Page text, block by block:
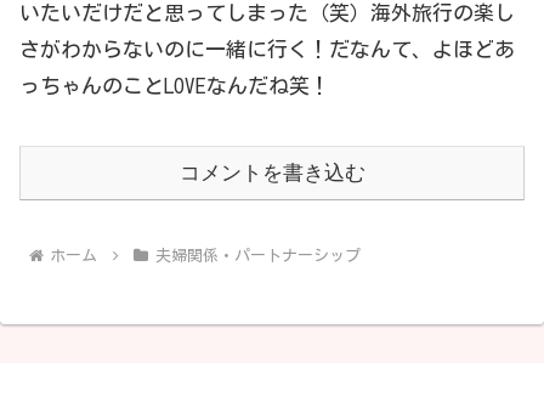
いたいだけだと思ってしまった（笑）海外旅行の楽し
さがわからないのに一緒に行く！だなんて、よほどあ
っちゃんのことLOVEなんだね笑！
コメントを書き込む
ホーム 夫婦関係・パートナーシップ